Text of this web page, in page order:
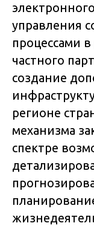
управления
процессами
частного
создание
регионе
механизма
спектре